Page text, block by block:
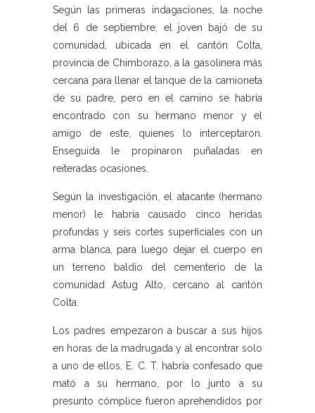
Según las primeras indagaciones, la noche
del 6 de septiembre, el joven bajó de su
comunidad, ubicada en el cantón Colta,
provincia de Chimborazo, a la gasolinera más
cercana para llenar el tanque de la camioneta
de su padre, pero en el camino se habría
encontrado con su hermano menor y el
amigo de este, quienes lo interceptaron.
Enseguida le propinaron puñaladas en
reiteradas ocasiones.
Según la investigación, el atacante (hermano
menor) le habría causado cinco heridas
profundas y seis cortes superficiales con un
arma blanca, para luego dejar el cuerpo en
un terreno baldío del cementerio de la
comunidad Astug Alto, cercano al cantón
Colta.
Los padres empezaron a buscar a sus hijos
en horas de la madrugada y al encontrar solo
a uno de ellos, E. C. T. habría confesado que
mató a su hermano, por lo junto a su
presunto cómplice fueron aprehendidos por